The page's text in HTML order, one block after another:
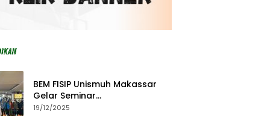
BEM FISIP Unismuh Makassar
Gelar Seminar
Keperempuanan, Bahas
19/12/2025